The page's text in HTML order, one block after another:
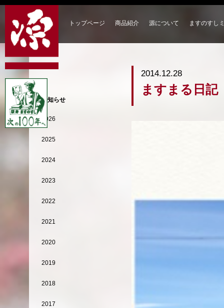
トップページ 商品紹介 源について ますのすし
2014.12.28
ますまる日記
お知らせ
2026
2025
2024
2023
2022
2021
2020
2019
2018
2017